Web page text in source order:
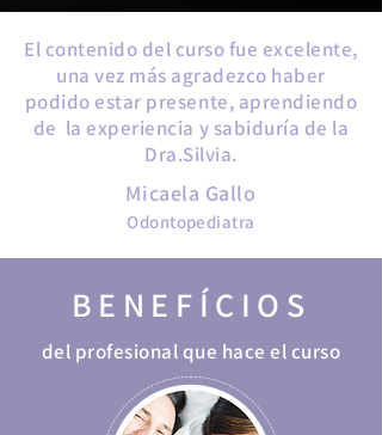
El contenido del curso fue excelente,
una vez más agradezco haber
podido estar presente, aprendiendo
de la experiencia y sabiduría de la
Dra.Silvia.
Micaela Gallo
Odontopediatra
BENEFÍCIOS
del profesional que hace el curso